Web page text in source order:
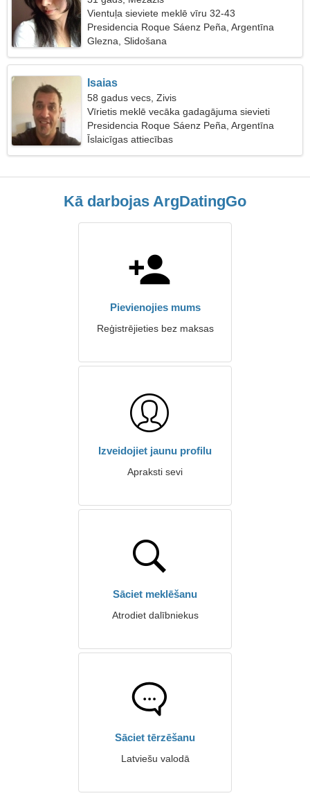
Vientuļa sieviete meklē vīru 32-43
Presidencia Roque Sáenz Peña, Argentīna
Glezna, Slidošana
Isaias
58 gadus vecs, Zivis
Vīrietis meklē vecāka gadagājuma sievieti
Presidencia Roque Sáenz Peña, Argentīna
Īslaicīgas attiecības
Kā darbojas ArgDatingGo
Pievienojies mums
Reģistrējieties bez maksas
Izveidojiet jaunu profilu
Apraksti sevi
Sāciet meklēšanu
Atrodiet dalībniekus
Sāciet tērzēšanu
Latviešu valodā